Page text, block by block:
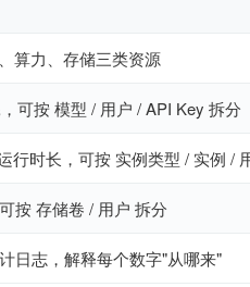
算力、存储三类资源
可按 模型 / 用户 / API Key 拆分
行时长，可按 实例类型 / 实例 /
按 存储卷 / 用户 拆分
日志，解释每个数字"从哪来"